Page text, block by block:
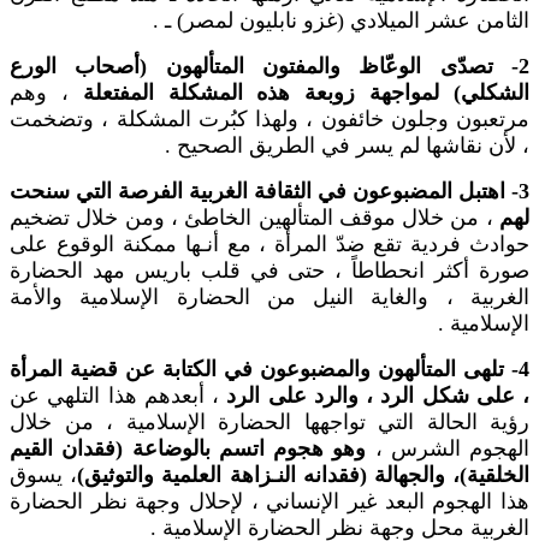
الثامن عشر الميلادي (غزو نابليون لمصر) ـ .
2- تصدّى الوعّاظ والمفتون المتألهون (أصحاب الورع
الشكلي) لمواجهة زوبعة هذه المشكلة المفتعلة ، وهم
مرتعبون وجلون خائفون ، ولهذا كبُرت المشكلة ، وتضخمت
، لأن نقاشها لم يسر في الطريق الصحيح .
3- اهتبل المضبوعون في الثقافة الغربية الفرصة التي سنحت
لهم ، من خلال موقف المتألهين الخاطئ ، ومن خلال تضخيم
حوادث فردية تقع ضدّ المرأة ، مع أنـها ممكنة الوقوع على
صورة أكثر انحطاطاً ، حتى في قلب باريس مهد الحضارة
الغربية ، والغاية النيل من الحضارة الإسلامية والأمة
الإسلامية .
4- تلهى المتألهون والمضبوعون في الكتابة عن قضية المرأة
، على شكل الرد ، والرد على الرد ، أبعدهم هذا التلهي عن
رؤية الحالة التي تواجهها الحضارة الإسلامية ، من خلال
الهجوم الشرس ، وهو هجوم اتسم بالوضاعة (فقدان القيم
الخلقية)، والجهالة (فقدانه النـزاهة العلمية والتوثيق)، يسوق
هذا الهجوم البعد غير الإنساني ، لإحلال وجهة نظر الحضارة
الغربية محل وجهة نظر الحضارة الإسلامية .